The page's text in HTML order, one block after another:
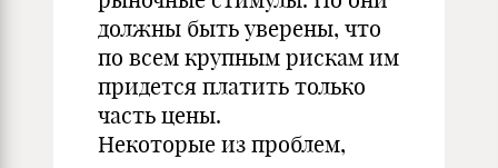
должны быть уверены, что
по всем крупным рискам им
придется платить только
часть цены.
Некоторые из проблем,